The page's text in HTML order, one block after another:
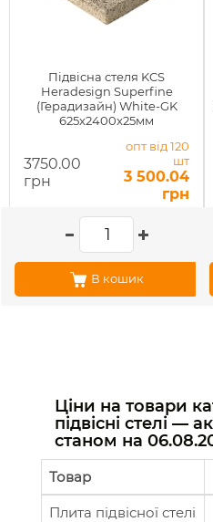
Підвісна стеля KCS
Heradesign Superfine
(Герадизайн) White-GK
625x2400x25мм
3750.00
грн
опт від 120
шт
3 500.04
грн
В кошик
Ціни на товари
підвісні стелі —
станом на
Товар
Плита підвісної стелі